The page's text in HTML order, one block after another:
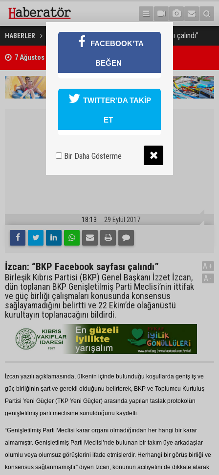
HABERLER GÜNDEM İzcan: “BKP Facebook sayfası çalındı”
7 Ağustos 2026 Döviz Kurları
Trafik kazasında 85 yaşındaki Turan Obalı hayatını kaybetti, 3 kişi
18:13 29 Eylül 2017
İzcan: “BKP Facebook sayfası çalındı”
Birleşik Kıbrıs Partisi (BKP) Genel Başkanı İzzet İzcan,
dün toplanan BKP Genişletilmiş Parti Meclisi’nin ittifak
ve güç birliği çalışmaları konusunda konsensüs
sağlayamadığını belirtti ve 22 Ekim’de olağanüstü
kurultayın toplanacağını bildirdi.
A+
A-
İzcan yazılı açıklamasında, ülkenin içinde bulunduğu koşullarda geniş iş ve
güç birliğinin şart ve gerekli olduğunu belirterek, BKP ve Toplumcu Kurtuluş
Partisi Yeni Güçler (TKP Yeni Güçler) arasında yapılan taslak protokolün
genişletilmiş parti meclisine sunulduğunu kaydetti.
“Genişletilmiş Parti Meclisi karar organı olmadığından her hangi bir karar
almamıştır. Genişletilmiş Parti Meclisi’nde bulunan bir takım üye arkadaşlar
olumlu veya olumsuz görüşlerini ifade etmişlerdir. Herhangi bir görüş birliği ve
konsensus sağlanmamıştır” diyen İzcan, konunun aciliyetini de dikkate alarak
FACEBOOK'TA
BEĞEN
TWITTER'DA TAKİP
ET
Bir Daha Gösterme